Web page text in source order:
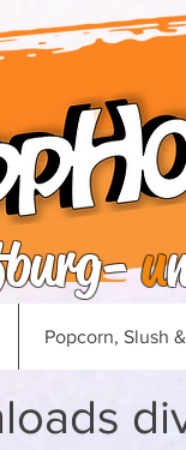
u
Popcorn, Slush